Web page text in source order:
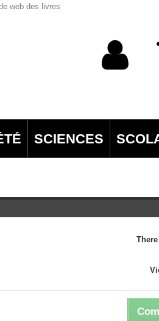
web des livres
SCIENCES